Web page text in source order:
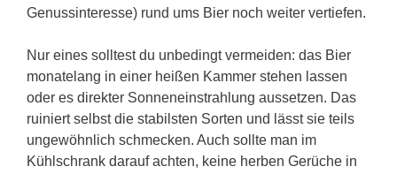
Genussinteresse) rund ums Bier noch weiter vertiefen.
Nur eines solltest du unbedingt vermeiden: das Bier
monatelang in einer heißen Kammer stehen lassen
oder es direkter Sonneneinstrahlung aussetzen. Das
ruiniert selbst die stabilsten Sorten und lässt sie teils
ungewöhnlich schmecken. Auch sollte man im
Kühlschrank darauf achten, keine herben Gerüche in